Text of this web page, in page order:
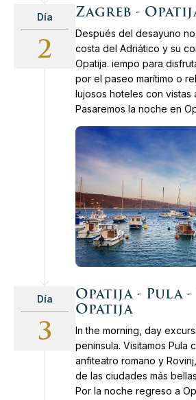
Día
2
Zagreb -
Después del desayuno
costa del Adriático y su
Opatija. iempo para
por el paseo marítimo o
lujosos hoteles con vistas
Pasaremos la noche en
Día
3
Opatija - Pula
Opatija
In the morning, day
peninsula. Visitamos Pula
anfiteatro romano y
de las ciudades más
Por la noche regreso a